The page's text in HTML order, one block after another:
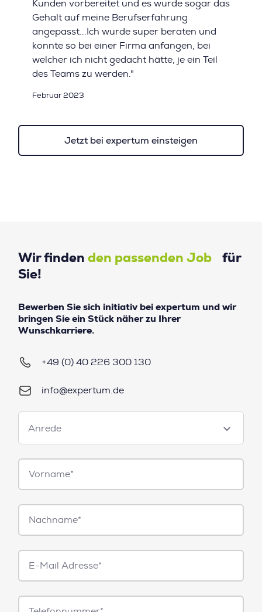
Kunden vorbereitet und es wurde sogar das
Gehalt auf meine Berufserfahrung
angepasst...Ich wurde super beraten und
konnte so bei einer Firma anfangen, bei
welcher ich nicht gedacht hätte, je ein Teil
des Teams zu werden."
Februar 2023
Jetzt bei expertum einsteigen
Wir finden den passenden Job für
Sie!
Bewerben Sie sich initiativ bei expertum und wir
bringen Sie ein Stück näher zu Ihrer
Wunschkarriere.
+49 (0) 40 226 300 130
info@expertum.de
Anrede
Anrede
Vorname*
Nachname*
E-
Mail*
Telefonnummer